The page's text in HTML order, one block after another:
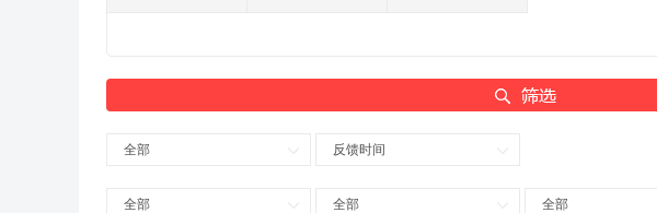
全部 反馈时间
全部 全部 全部